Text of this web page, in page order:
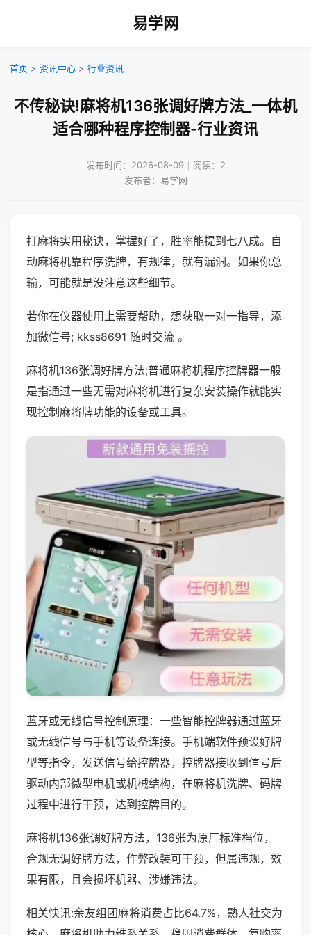
易学网
首页 > 资讯中心 > 行业资讯
不传秘诀!麻将机136张调好牌方法_一体机
适合哪种程序控制器-行业资讯
发布时间：2026-08-09｜阅读：2
发布者：易学网
打麻将实用秘诀，掌握好了，胜率能提到七八成。自
动麻将机靠程序洗牌，有规律，就有漏洞。如果你总
输，可能就是没注意这些细节。
若你在仪器使用上需要帮助，想获取一对一指导，添
加微信号; kkss8691 随时交流 。
麻将机136张调好牌方法;普通麻将机程序控牌器一般
是指通过一些无需对麻将机进行复杂安装操作就能实
现控制麻将牌功能的设备或工具。
蓝牙或无线信号控制原理：一些智能控牌器通过蓝牙
或无线信号与手机等设备连接。手机端软件预设好牌
型等指令，发送信号给控牌器，控牌器接收到信号后
驱动内部微型电机或机械结构，在麻将机洗牌、码牌
过程中进行干预，达到控牌目的。
麻将机136张调好牌方法，136张为原厂标准档位，
合规无调好牌方法，作弊改装可干预，但属违规，效
果有限，且会损坏机器、涉嫌违法。
相关快讯:亲友组团麻将消费占比64.7%，熟人社交为